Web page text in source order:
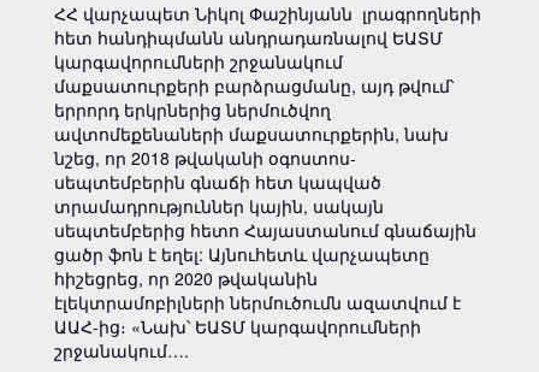
ՀՀ վարչապետ Նիկոլ Փաշինյանն լրագրողների
հետ հանդիպմանն անդրադառնալով ԵԱՏՄ
կարգավորումների շրջանակում
մաքսատուրքերի բարձրացմանը, այդ թվում՝
երրորդ երկրներից ներմուծվող
ավտոմեքենաների մաքսատուրքերին, նախ
նշեց, որ 2018 թվականի օգոստոս-
սեպտեմբերին գնաճի հետ կապված
տրամադրություններ կային, սակայն
սեպտեմբերից հետո Հայաստանում գնաճային
ցածր ֆոն է եղել: Այնուհետև վարչապետը
հիշեցրեց, որ 2020 թվականին
էլեկտրամոբիլների ներմուծումն ազատվում է
ԱԱՀ-ից։ «Նախ՝ ԵԱՏՄ կարգավորումների
շրջանակում….